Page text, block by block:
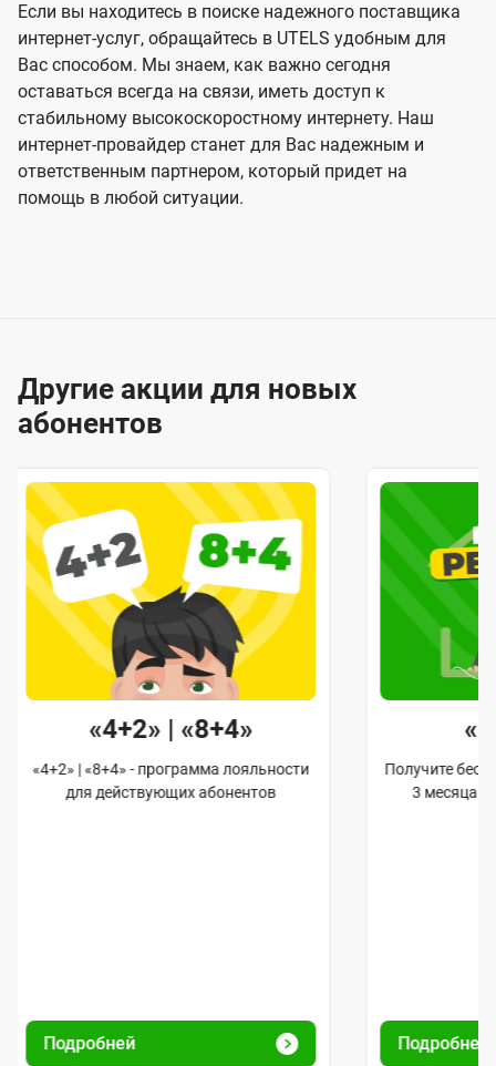
Если вы находитесь в поиске надежного поставщика
интернет-услуг, обращайтесь в UTELS удобным для
Вас способом. Мы знаем, как важно сегодня
оставаться всегда на связи, иметь доступ к
стабильному высокоскоростному интернету. Наш
интернет-провайдер станет для Вас надежным и
ответственным партнером, который придет на
помощь в любой ситуации.
Другие акции для новых
абонентов
«4+2» | «8+4»
«4+2» | «8+4» - программа лояльности
для действующих абонентов
Подробней
Получите
3 месяца
Подробней